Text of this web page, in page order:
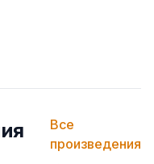
Все
произведения